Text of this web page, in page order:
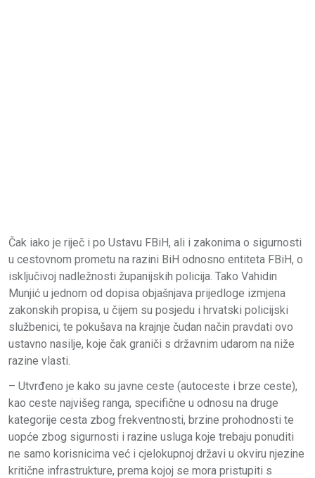
Čak iako je riječ i po Ustavu FBiH, ali i zakonima o sigurnosti
u cestovnom prometu na razini BiH odnosno entiteta FBiH, o
isključivoj nadležnosti županijskih policija. Tako Vahidin
Munjić u jednom od dopisa objašnjava prijedloge izmjena
zakonskih propisa, u čijem su posjedu i hrvatski policijski
službenici, te pokušava na krajnje čudan način pravdati ovo
ustavno nasilje, koje čak graniči s državnim udarom na niže
razine vlasti.
– Utvrđeno je kako su javne ceste (autoceste i brze ceste),
kao ceste najvišeg ranga, specifične u odnosu na druge
kategorije cesta zbog frekventnosti, brzine prohodnosti te
uopće zbog sigurnosti i razine usluga koje trebaju ponuditi
ne samo korisnicima već i cjelokupnoj državi u okviru njezine
kritične infrastrukture, prema kojoj se mora pristupiti s